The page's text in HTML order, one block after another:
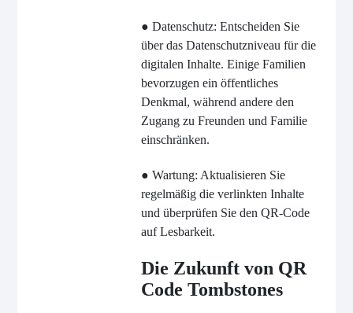
● Datenschutz: Entscheiden Sie
über das Datenschutzniveau für die
digitalen Inhalte. Einige Familien
bevorzugen ein öffentliches
Denkmal, während andere den
Zugang zu Freunden und Familie
einschränken.
● Wartung: Aktualisieren Sie
regelmäßig die verlinkten Inhalte
und überprüfen Sie den QR-Code
auf Lesbarkeit.
Die Zukunft von QR
Code Tombstones